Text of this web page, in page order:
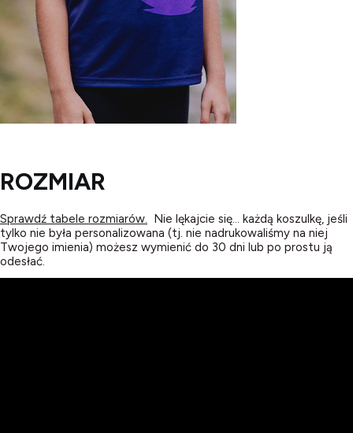
ROZMIAR
Sprawdź tabele rozmiarów.
Nie lękajcie się... każdą koszulkę, jeśli
tylko nie była personalizowana (tj. nie nadrukowaliśmy na niej
Twojego imienia) możesz wymienić do 30 dni lub po prostu ją
odesłać.